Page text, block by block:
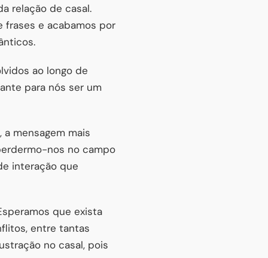
relação de casal.
frases e acabamos por
ao longo de
para nós ser um
mensagem mais
nos no campo
interação que
que exista
entre tantas
no casal, pois